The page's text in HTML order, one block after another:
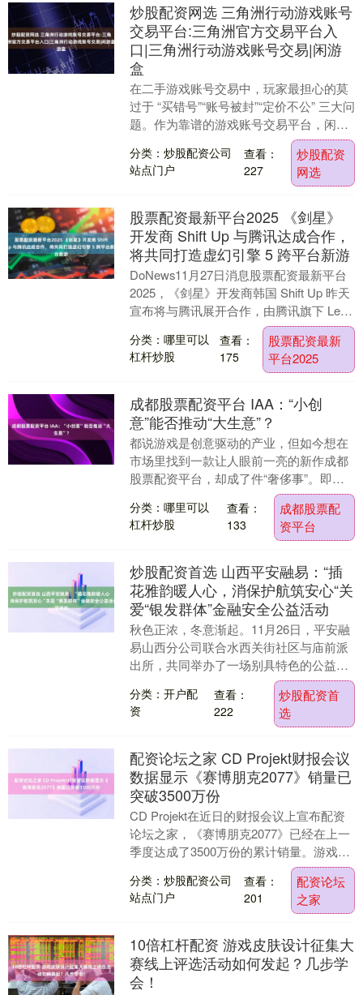
炒股配资网选 三角洲行动游戏账号
交易平台:三角洲官方交易平台入
口|三角洲行动游戏账号交易|闲游
盒
在二手游戏账号交易中，玩家最担心的莫
过于 “买错号”“账号被封”“定价不公” 三大问
题。作为靠谱的游戏账号交易平台，闲游
盒深耕行业多年，尤其针对《三角洲行
动》玩....
分类：炒股配资公司
站点门户
查看：
227
炒股配资
网选
股票配资最新平台2025 《剑星》
开发商 Shift Up 与腾讯达成合作，
将共同打造虚幻引擎 5 跨平台新游
DoNews11月27日消息股票配资最新平台
2025，《剑星》开发商韩国 Shift Up 昨天
宣布将与腾讯展开合作，由腾讯旗下 Level
分类：哪里可以
杠杆炒股
查看：
175
股票配资最新
平台2025
成都股票配资平台 IAA：“小创
意”能否推动“大生意”？
都说游戏是创意驱动的产业，但如今想在
市场里找到一款让人眼前一亮的新作成都
股票配资平台，却成了件“奢侈事”。即便
在以“轻量化、快迭代”为标签的IAA小游戏
赛道，也....
分类：哪里可以
杠杆炒股
查看：
133
成都股票配
资平台
炒股配资首选 山西平安融易：“插
花雅韵暖人心，消保护航筑安心“关
爱“银发群体”金融安全公益活动
秋色正浓，冬意渐起。11月26日，平安融
易山西分公司联合水西关街社区与庙前派
出所，共同举办了一场别具特色的公益活
动——“插花雅韵暖人心，消保护航筑安
心”关爱银发....
分类：开户配
资
查看：
222
炒股配资首
选
配资论坛之家 CD Projekt财报会议
数据显示《赛博朋克2077》销量已
突破3500万份
CD Projekt在近日的财报会议上宣布配资
论坛之家，《赛博朋克2077》已经在上一
季度达成了3500万份的累计销量。游戏达
成这一里程碑式销量的消耗的时间，比....
分类：炒股配资公司
站点门户
查看：
201
配资论坛
之家
10倍杠杆配资 游戏皮肤设计征集大
赛线上评选活动如何发起？几步学
会！